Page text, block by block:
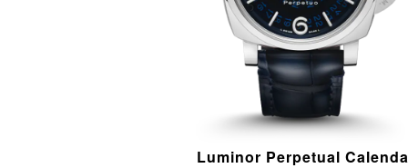
Luminor Perpetual